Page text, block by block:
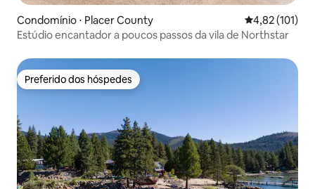
Condomínio ⋅ Placer County 4,82 de uma
4,82 (101)
Estúdio encantador a poucos passos da vila de Northstar
Preferido dos hóspedes
Preferido dos hóspedes